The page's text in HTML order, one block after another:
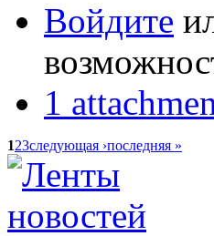
Войдите
1
123следующая ›последняя »